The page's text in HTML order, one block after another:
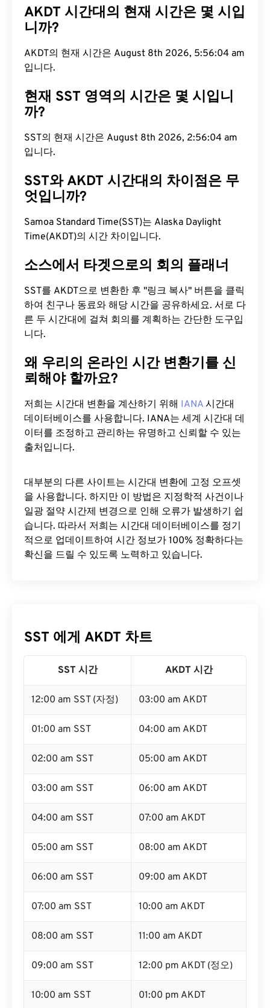
AKDT 시간대의 현재 시간은 몇 시입
니까?
AKDT의 현재 시간은 August 8th 2026, 5:56:05 am
입니다.
현재 SST 영역의 시간은 몇 시입니
까?
SST의 현재 시간은 August 8th 2026, 2:56:05 am
입니다.
SST와 AKDT 시간대의 차이점은 무
엇입니까?
Samoa Standard Time(SST)는 Alaska Daylight
Time(AKDT)의 시간 차이입니다.
소스에서 타겟으로의 회의 플래너
SST를 AKDT으로 변환한 후 "링크 복사" 버튼을 클릭
하여 친구나 동료와 해당 시간을 공유하세요. 서로 다
른 두 시간대에 걸쳐 회의를 계획하는 간단한 도구입
니다.
왜 우리의 온라인 시간 변환기를 신
뢰해야 할까요?
저희는 시간대 변환을 계산하기 위해 IANA 시간대
데이터베이스를 사용합니다. IANA는 세계 시간대 데
이터를 조정하고 관리하는 유명하고 신뢰할 수 있는
출처입니다.
대부분의 다른 사이트는 시간대 변환에 ​​고정 오프셋
을 사용합니다. 하지만 이 방법은 지정학적 사건이나
일광 절약 시간제 변경으로 인해 오류가 발생하기 쉽
습니다. 따라서 저희는 시간대 데이터베이스를 정기
적으로 업데이트하여 시간 정보가 100% 정확하다는
확신을 드릴 수 있도록 노력하고 있습니다.
SST 에게 AKDT 차트
SST 시간 AKDT 시간
12:00 am SST (자정) 03:00 am AKDT
01:00 am SST 04:00 am AKDT
02:00 am SST 05:00 am AKDT
03:00 am SST 06:00 am AKDT
04:00 am SST 07:00 am AKDT
05:00 am SST 08:00 am AKDT
06:00 am SST 09:00 am AKDT
07:00 am SST 10:00 am AKDT
08:00 am SST 11:00 am AKDT
09:00 am SST 12:00 pm AKDT (정오)
10:00 am SST 01:00 pm AKDT